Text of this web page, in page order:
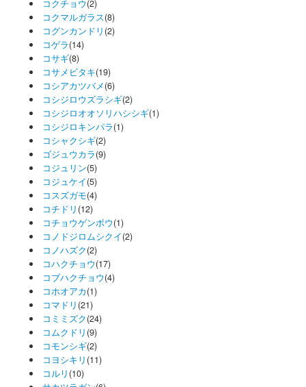
コクチョウ(2)
コクマルガラス(8)
コグンカンドリ (2)
コゲラ(14)
コサギ(8)
コサメビタキ(19)
コシアカツバメ(6)
コシジロウズラシギ(2)
コシジロオオソリハシシギ(1)
コシジロキンパラ(1)
コシャクシギ(2)
ゴジュウカラ(9)
コジュリン(5)
コジュケイ(5)
コスズガモ(4)
コチドリ (12)
コチョウゲンボウ(1)
コノドジロムシクイ(2)
コノハズク(2)
コハクチョウ(17)
コブハクチョウ(4)
コホオアカ(1)
コマドリ (21)
コミミズク(24)
コムクドリ (9)
コモンシギ(2)
コヨシキリ (11)
コルリ (10)